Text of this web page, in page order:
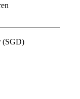
(SGD)